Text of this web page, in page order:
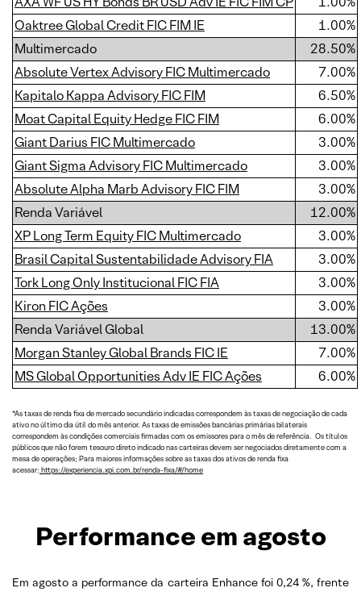
Oaktree Global Credit FIC FIM IE
1.00%
Multimercado
28.50%
Absolute Vertex Advisory FIC Multimercado
7.00%
Kapitalo Kappa Advisory FIC FIM
6.50%
Moat Capital Equity Hedge FIC FIM
6.00%
Giant Darius FIC Multimercado
3.00%
Giant Sigma Advisory FIC Multimercado
3.00%
Absolute Alpha Marb Advisory FIC FIM
3.00%
Renda Variável
12.00%
XP Long Term Equity FIC Multimercado
3.00%
Brasil Capital Sustentabilidade Advisory FIA
3.00%
Tork Long Only Institucional FIC FIA
3.00%
Kiron FIC Ações
3.00%
Renda Variável Global
13.00%
Morgan Stanley Global Brands FIC IE
7.00%
MS Global Opportunities Adv IE FIC Ações
6.00%
*As taxas de renda fixa de mercado secundário indicadas correspondem às taxas de negociação de cada
ativo no último dia útil do mês anterior. As taxas de emissões bancárias primárias bilaterais
correspondem às condições comerciais firmadas com os emissores para o mês de referência. Os títulos
públicos que não forem tesouro direto indicado nas carteiras devem ser negociados diretamente com a
mesa de operações; Para maiores informações sobre as taxas dos ativos de renda fixa
acessar: https://experiencia.xpi.com.br/renda-fixa/#/home
Performance em agosto
Em agosto a performance da carteira Enhance foi 0,24 %, frente